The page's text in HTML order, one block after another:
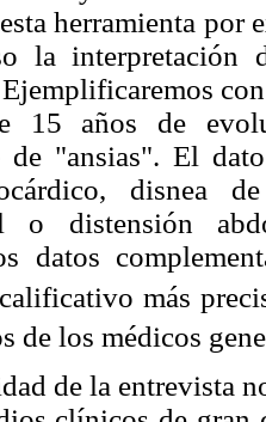
herramienta por
la interpretación
15 años de
de "ansias". El
disnea
o distensión
datos
más
de los médicos
de la entrevista